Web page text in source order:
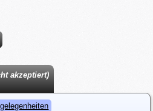
akzeptiert)